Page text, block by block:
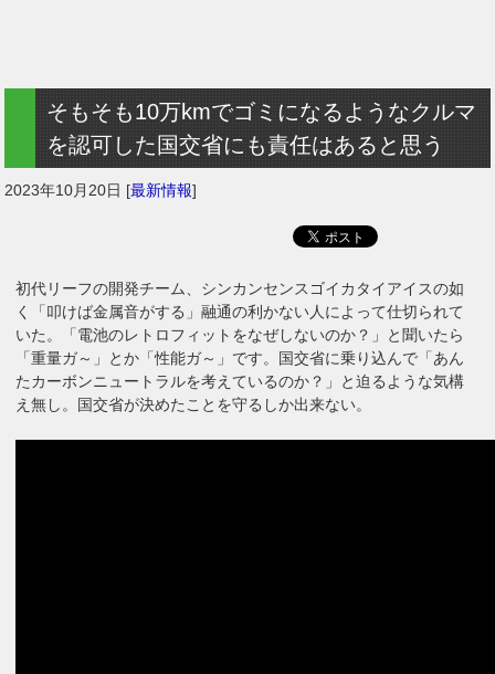
そもそも10万kmでゴミになるようなクルマ
を認可した国交省にも責任はあると思う
2023年10月20日 [最新情報]
初代リーフの開発チーム、シンカンセンスゴイカタイアイスの如
く「叩けば金属音がする」融通の利かない人によって仕切られて
いた。「電池のレトロフィットをなぜしないのか？」と聞いたら
「重量ガ～」とか「性能ガ～」です。国交省に乗り込んで「あん
たカーボンニュートラルを考えているのか？」と迫るような気構
え無し。国交省が決めたことを守るしか出来ない。